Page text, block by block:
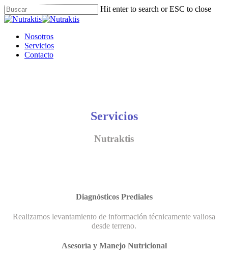
Skip
to
content
Hit enter to search or ESC to close
Close
Menu
Nosotros
Servicios
Contacto
Servicios
Nutraktis
Diagnósticos Prediales
Realizamos levantamiento de información técnicamente valiosa
desde terreno.
Asesoría y Manejo Nutricional